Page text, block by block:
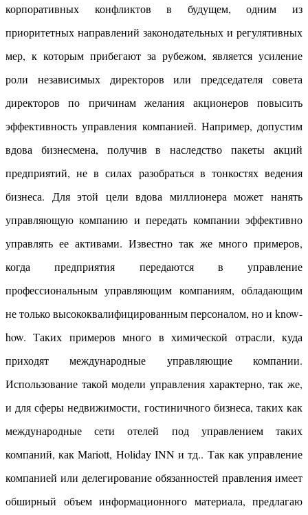
корпоративных конфликтов в будущем, одним из
приоритетных направлений законодательных и регулятивных
мер, к которым прибегают за рубежом, является усиление
роли независимых директоров или председателя совета
директоров по причинам желания акционеров повысить
эффективность управления компанией. Например, допустим
вдова бизнесмена, получив в наследство пакеты акций
предприятий, не в силах разобраться в тонкостях ведения
бизнеса. Для этой цели вдова миллионера может нанять
управляющую компанию и передать компании эффективно
управлять ее активами. Известно так же много примеров,
когда предприятия передаются в управление
профессиональным управляющим компаниям, обладающим
не только высококвалифицированным персоналом, но и know-
how. Таких примеров много в химической отрасли, куда
приходят международные управляющие компании.
Использование такой модели управления характерно, так же,
и для сферы недвижимости, гостиничного бизнеса, таких как
международные сети отелей под управлением таких
компаний, как Mariott, Holiday INN и тд.. Так как управление
компанией или делегирование обязанностей правления имеет
обширный объем информационного материала, предлагаю